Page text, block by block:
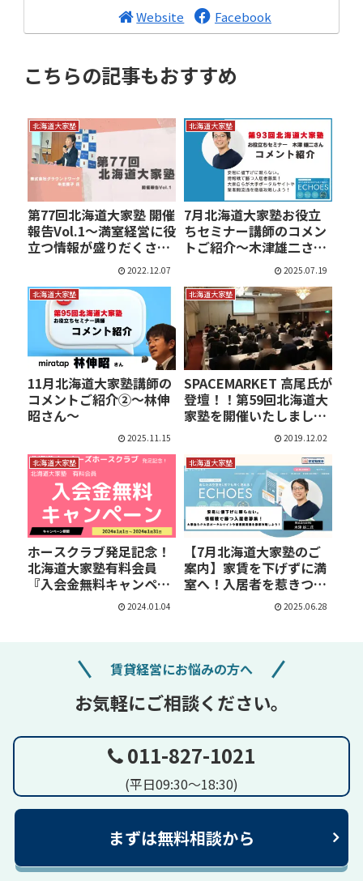
Website Facebook
こちらの記事もおすすめ
北海道大家塾
第77回北海道大家塾 開催
報告Vol.1～満室経営に役
立つ情報が盛りだくさ…
2022.12.07
北海道大家塾
7月北海道大家塾お役立
ちセミナー講師のコメン
トご紹介～木津雄二さん
2025.07.19
北海道大家塾
11月北海道大家塾講師の
コメントご紹介②～林伸
昭さん～
2025.11.15
北海道大家塾
SPACEMARKET 高尾氏が
登壇！！第59回北海道大
家塾を開催いたしまし
2019.12.02
北海道大家塾
ホースクラブ発足記念！
北海道大家塾有料会員
『入会金無料キャンペー
2024.01.04
北海道大家塾
【7月北海道大家塾のご
案内】家賃を下げずに満
室へ！入居者を惹きつけ
2025.06.28
賃貸経営にお悩みの方へ
お気軽にご相談ください。
011-827-1021
(平日09:30～18:30)
まずは無料相談から